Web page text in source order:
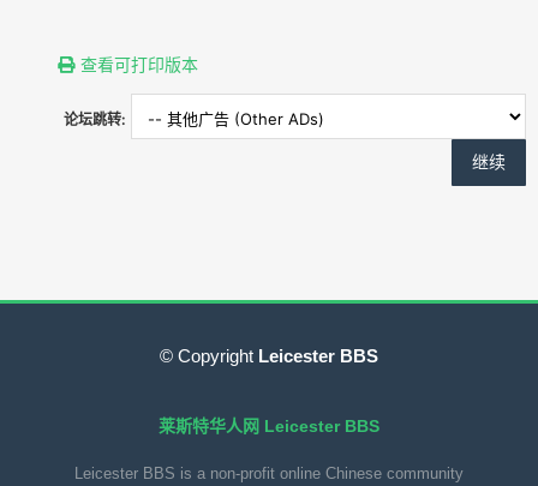
查看可打印版本
论坛跳转:
© Copyright Leicester BBS
莱斯特华人网 Leicester BBS
Leicester BBS is a non-profit online Chinese community